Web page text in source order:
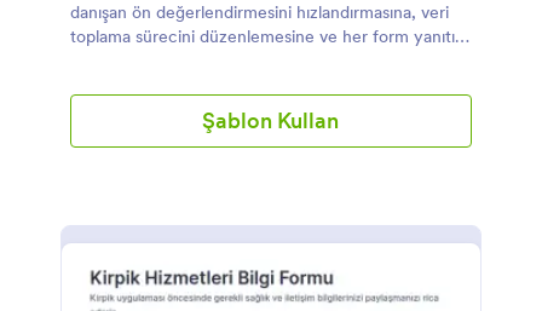
danışan ön değerlendirmesini hızlandırmasına, veri
toplama sürecini düzenlemesine ve her form yanıtını
Şablon Kullan